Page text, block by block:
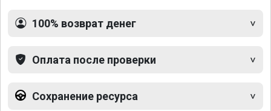
100% возврат денег
Оплата после проверки
Сохранение ресурса